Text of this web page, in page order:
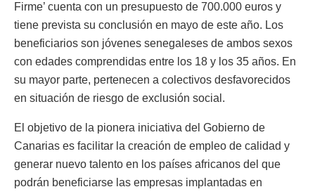
Firme’ cuenta con un presupuesto de 700.000 euros y
tiene prevista su conclusión en mayo de este año. Los
beneficiarios son jóvenes senegaleses de ambos sexos
con edades comprendidas entre los 18 y los 35 años. En
su mayor parte, pertenecen a colectivos desfavorecidos
en situación de riesgo de exclusión social.
El objetivo de la pionera iniciativa del Gobierno de
Canarias es facilitar la creación de empleo de calidad y
generar nuevo talento en los países africanos del que
podrán beneficiarse las empresas implantadas en